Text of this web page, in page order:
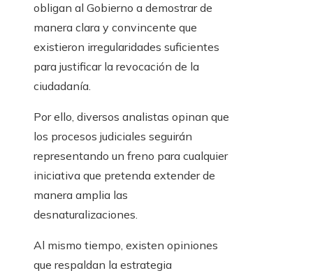
obligan al Gobierno a demostrar de
manera clara y convincente que
existieron irregularidades suficientes
para justificar la revocación de la
ciudadanía.
Por ello, diversos analistas opinan que
los procesos judiciales seguirán
representando un freno para cualquier
iniciativa que pretenda extender de
manera amplia las
desnaturalizaciones.
Al mismo tiempo, existen opiniones
que respaldan la estrategia